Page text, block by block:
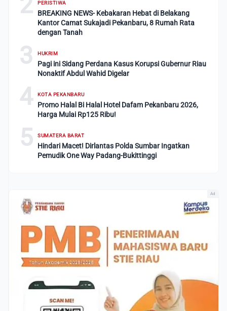
PERISTIWA
BREAKING NEWS- Kebakaran Hebat di Belakang
Kantor Camat Sukajadi Pekanbaru, 8 Rumah Rata
dengan Tanah
3 HUKRIM
Pagi ini Sidang Perdana Kasus Korupsi Gubernur Riau
Nonaktif Abdul Wahid Digelar
4 KOTA PEKANBARU
Promo Halal Bi Halal Hotel Dafam Pekanbaru 2026,
Harga Mulai Rp125 Ribu!
5 SUMATERA BARAT
Hindari Macet! Dirlantas Polda Sumbar Ingatkan
Pemudik One Way Padang-Bukittinggi
Ad